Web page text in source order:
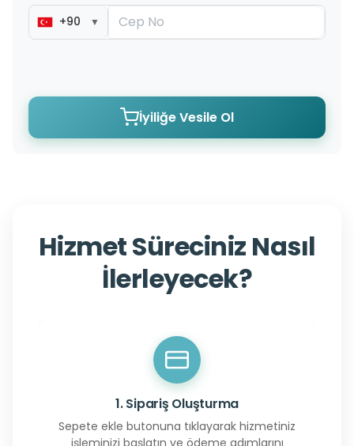
+90 ▼
İyiliğe Vesile Ol
Hizmet Süreciniz Nasıl
İlerleyecek?
1. Sipariş Oluşturma
Sepete ekle butonuna tıklayarak hizmetiniz
işleminizi başlatın ve ödeme adımlarını